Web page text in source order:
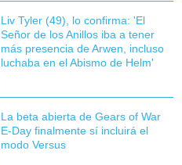
Liv Tyler (49), lo confirma: 'El
Señor de los Anillos iba a tener
más presencia de Arwen, incluso
luchaba en el Abismo de Helm'
La beta abierta de Gears of War
E-Day finalmente sí incluirá el
modo Versus